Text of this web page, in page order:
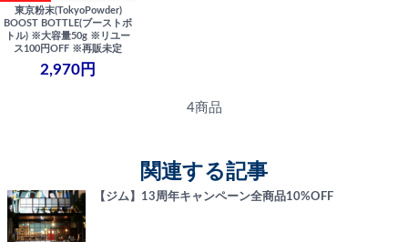
東京粉末(TokyoPowder)
BOOST BOTTLE(ブーストボ
トル) ※大容量50g ※リユー
ス100円OFF ※再販未定
2,970円
4商品
関連する記事
【ジム】13周年キャンペーン全商品10%OFF